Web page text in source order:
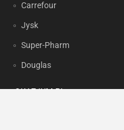
Carrefour
Jysk
Super-Pharm
Douglas
OKAZJUM.PL